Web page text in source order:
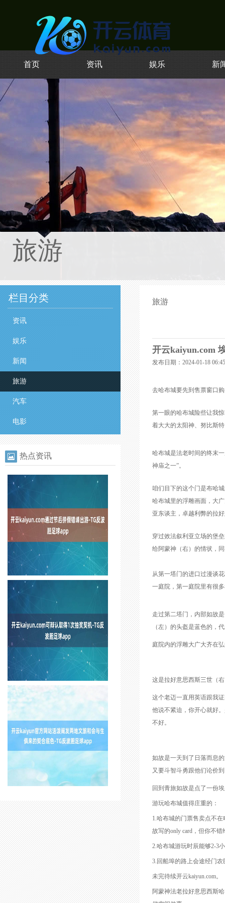
首页 资讯 娱乐 新
旅游
栏目分类
资讯
娱乐
新闻
旅游
汽车
电影
热点资讯
旅游
开云kaiyun.com
发布日期：2024-01-18
去哈布城要先到售票窗口
第一眼的哈布城险些让我
着大大的太阳神、努比斯
哈布城是法老时间的终末
神庙之一”。
咱们目下的这个门是布哈
哈布城里的浮雕画面，大
亚东谈主，卓越利弊的拉
穿过效法叙利亚立场的堡
给阿蒙神（右）的情状，
从第一塔门的进口过漫谈
一庭院，第一庭院里有很
走过第二塔门，内部如故
（左）的头盔是蓝色的，
庭院内的浮雕大广大齐在
这是拉好意思西斯三世（
这个老迈一直用英语跟我
他说不紧迫，你开心就好
不好。
如故是一天到了日落而息
又要斗智斗勇跟他们论价
回到青旅如故是点了一份
游玩哈布城值得庄重的：
1.哈布城的门票售卖点不
故写的only card，但你不
2.哈布城游玩时辰能够2-3
3.回船埠的路上会途经门
未完待续开云kaiyun.com。
阿蒙神法老拉好意思西斯